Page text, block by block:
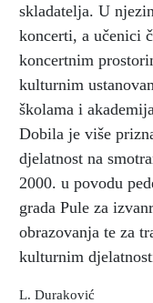
skladatelja. U
koncerti, a učenici
koncertnim
kulturnim
školama i
Dobila je više
djelatnost na
2000. u povodu
grada Pule za
obrazovanja te za
kulturnim
L. Duraković